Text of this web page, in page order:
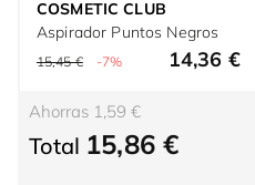
COSMETIC CLUB
Aspirador Puntos Negros
15,45 € -7% 14,36 €
Ahorras 1,59 €
Total 15,86 €